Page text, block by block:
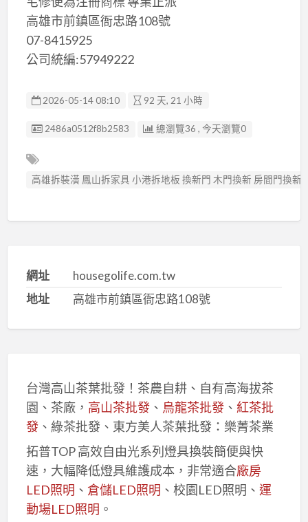
高雄市前鎮區衙忠路108號
07-8415925
公司統編:57949222
2026-05-14 08:10 92 天, 21 小時
廣告编號
2486a0512f8b2583 總瀏覽36 , 今天瀏覽0
高雄拆裝潢 鳳山拆家具 小港拆地板 換新門 木門換新 房間門換新
網址
housegolife.com.tw
地址
高雄市前鎮區衙忠路108號
台灣高山茶葉批發！茶農自耕、自有高海拔茶
園、茶廠， 高山茶批發、 烏龍茶批發、 紅茶批
發、綠茶批發、東方美人茶葉批發：樂菁茶業
拓普TOP 高效自由光系列燈具換裝簡便與快
速，大幅降低燈具維護成本，非常適合廠房
LED照明 、 倉儲LED照明 、校園LED照明、 運
動場LED照明 。